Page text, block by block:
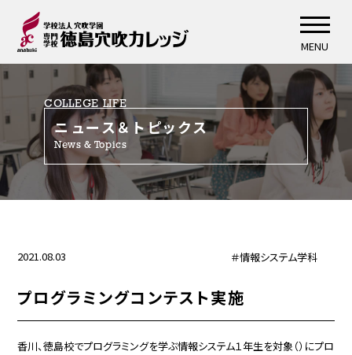
MENU
COLLEGE LIFE
ニュース＆トピックス
News & Topics
2021.08.03 ＃情報システム学科
プログラミングコンテスト実施
香川、徳島校でプログラミングを学ぶ情報システム１年生を対象（）にプロ